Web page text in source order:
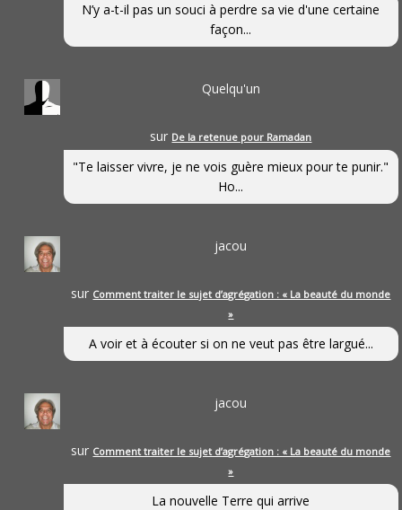
N’y a-t-il pas un souci à perdre sa vie d'une certaine
façon...
Quelqu'un
sur De la retenue pour Ramadan
"Te laisser vivre, je ne vois guère mieux pour te punir."
Ho...
jacou
sur Comment traiter le sujet d’agrégation : « La beauté du monde
»
A voir et à écouter si on ne veut pas être largué...
jacou
sur Comment traiter le sujet d’agrégation : « La beauté du monde
»
La nouvelle Terre qui arrive